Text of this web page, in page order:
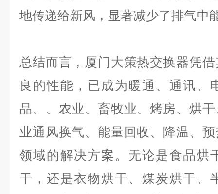
地传递给新风，显著减少了排气中
总结而言，厦门大策热交换器凭
良的性能，已成为暖通、通讯、
品、、农业、畜牧业、烤房、烘
业通风换气、能量回收、降温、
领域的解决方案。无论是食品烘
干，还是衣物烘干、煤炭烘干、